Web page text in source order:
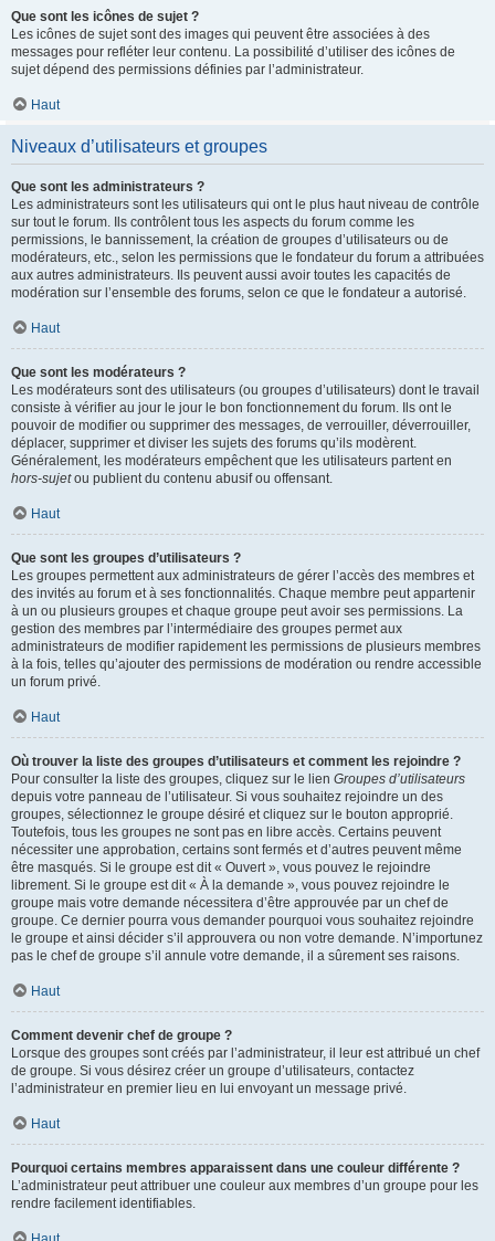
Que sont les icônes de sujet ?
Les icônes de sujet sont des images qui peuvent être associées à des
messages pour refléter leur contenu. La possibilité d’utiliser des icônes de
sujet dépend des permissions définies par l’administrateur.
Haut
Niveaux d’utilisateurs et groupes
Que sont les administrateurs ?
Les administrateurs sont les utilisateurs qui ont le plus haut niveau de contrôle
sur tout le forum. Ils contrôlent tous les aspects du forum comme les
permissions, le bannissement, la création de groupes d’utilisateurs ou de
modérateurs, etc., selon les permissions que le fondateur du forum a attribuées
aux autres administrateurs. Ils peuvent aussi avoir toutes les capacités de
modération sur l’ensemble des forums, selon ce que le fondateur a autorisé.
Haut
Que sont les modérateurs ?
Les modérateurs sont des utilisateurs (ou groupes d’utilisateurs) dont le travail
consiste à vérifier au jour le jour le bon fonctionnement du forum. Ils ont le
pouvoir de modifier ou supprimer des messages, de verrouiller, déverrouiller,
déplacer, supprimer et diviser les sujets des forums qu’ils modèrent.
Généralement, les modérateurs empêchent que les utilisateurs partent en
hors-sujetou publient du contenu abusif ou offensant.
Haut
Que sont les groupes d’utilisateurs ?
Les groupes permettent aux administrateurs de gérer l’accès des membres et
des invités au forum et à ses fonctionnalités. Chaque membre peut appartenir
à un ou plusieurs groupes et chaque groupe peut avoir ses permissions. La
gestion des membres par l’intermédiaire des groupes permet aux
administrateurs de modifier rapidement les permissions de plusieurs membres
à la fois, telles qu’ajouter des permissions de modération ou rendre accessible
un forum privé.
Haut
Où trouver la liste des groupes d’utilisateurs et comment les rejoindre ?
Pour consulter la liste des groupes, cliquez sur le lien Groupes d’utilisateurs
depuis votre panneau de l’utilisateur. Si vous souhaitez rejoindre un des
groupes, sélectionnez le groupe désiré et cliquez sur le bouton approprié.
Toutefois, tous les groupes ne sont pas en libre accès. Certains peuvent
nécessiter une approbation, certains sont fermés et d’autres peuvent même
être masqués. Si le groupe est dit « Ouvert », vous pouvez le rejoindre
librement. Si le groupe est dit « À la demande », vous pouvez rejoindre le
groupe mais votre demande nécessitera d’être approuvée par un chef de
groupe. Ce dernier pourra vous demander pourquoi vous souhaitez rejoindre
le groupe et ainsi décider s’il approuvera ou non votre demande. N’importunez
pas le chef de groupe s’il annule votre demande, il a sûrement ses raisons.
Haut
Comment devenir chef de groupe ?
Lorsque des groupes sont créés par l’administrateur, il leur est attribué un chef
de groupe. Si vous désirez créer un groupe d’utilisateurs, contactez
l’administrateur en premier lieu en lui envoyant un message privé.
Haut
Pourquoi certains membres apparaissent dans une couleur différente ?
L’administrateur peut attribuer une couleur aux membres d’un groupe pour les
rendre facilement identifiables.